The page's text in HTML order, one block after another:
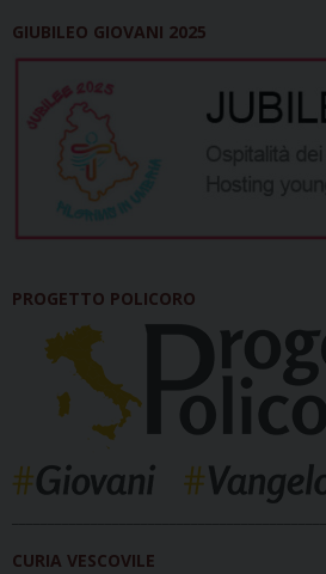
GIUBILEO GIOVANI 2025
PROGETTO POLICORO
CURIA VESCOVILE